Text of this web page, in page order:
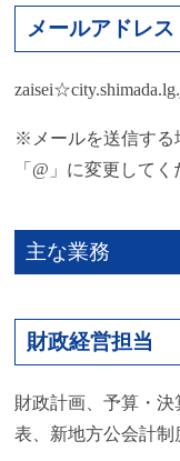
メールアドレス
※メールを送信する
「@」に変更してく
主な業務
財政経営担当
財政計画、予算・
表、新地方公会計制